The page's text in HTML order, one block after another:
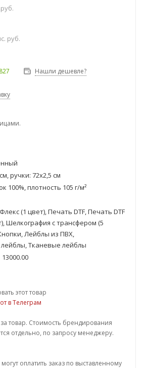
руб.
Нашли дешевле?
ручки: 72х2,5 см
100%, плотность 105 г/м²
Флекс (1 цвет), Печать DTF, Печать DTF
Шелкография с трансфером (5
Лейблы из ПВХ,
Тканевые лейблы
13000.00
этот товар
в Телеграм
товар. Стоимость брендирования
отдельно, по запросу менеджеру.
могут оплатить заказ по выставленному